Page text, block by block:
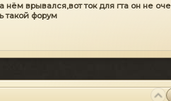
нём врывался,вот ток для гта он не
такой форум